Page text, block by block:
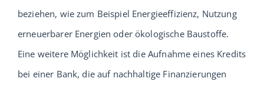
Urlaub
Probewohnen
beziehen, wie zum Beispiel Energieeffizienz, Nutzung
erneuerbarer Energien oder ökologische Baustoffe.
Eine weitere Möglichkeit ist die Aufnahme eines Kredits
bei einer Bank, die auf nachhaltige Finanzierungen